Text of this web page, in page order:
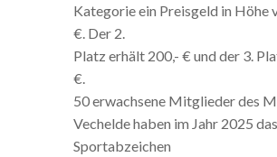
Kategorie ein Preisgeld in Höhe
€. Der 2.
Platz erhält 200,- € und der 3.
€.
50 erwachsene Mitglieder des
Vechelde haben im Jahr 2025 das
Sportabzeichen